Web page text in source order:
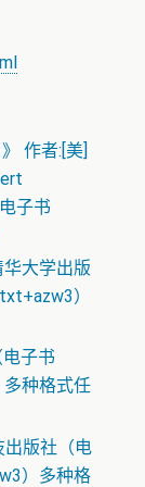
作者:[美]
子书
大学出版
）
子书
种格式任
出版社（电
）多种格